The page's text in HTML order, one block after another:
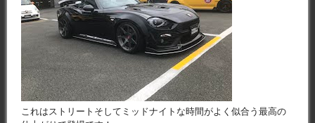
これはストリートそしてミッドナイトな時間がよく似合う最高の